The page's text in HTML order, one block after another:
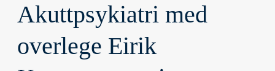
Akuttpsykiatri med
overlege Eirik